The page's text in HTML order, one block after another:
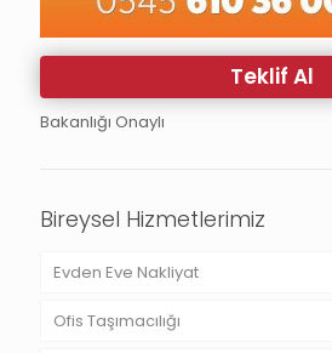
Teklif Al
Bakanlığı Onaylı
Bireysel Hizmetlerimiz
Evden Eve Nakliyat
Ofis Taşımacılığı